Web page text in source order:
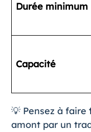
Durée minimum
Capacité
💡 Pensez à faire
amont par un